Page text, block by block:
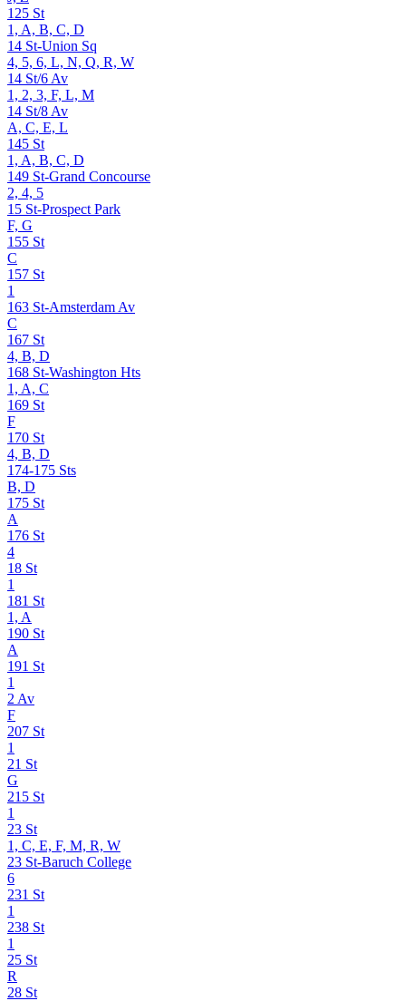
125 St
1, A, B, C, D
14 St-Union Sq
4, 5, 6, L, N, Q, R, W
14 St/6 Av
1, 2, 3, F, L, M
14 St/8 Av
A, C, E, L
145 St
1, A, B, C, D
149 St-Grand Concourse
2, 4, 5
15 St-Prospect Park
F, G
155 St
C
157 St
1
163 St-Amsterdam Av
C
167 St
4, B, D
168 St-Washington Hts
1, A, C
169 St
F
170 St
4, B, D
174-175 Sts
B, D
175 St
A
176 St
4
18 St
1
181 St
1, A
190 St
A
191 St
1
2 Av
F
207 St
1
21 St
G
215 St
1
23 St
1, C, E, F, M, R, W
23 St-Baruch College
6
231 St
1
238 St
1
25 St
R
28 St